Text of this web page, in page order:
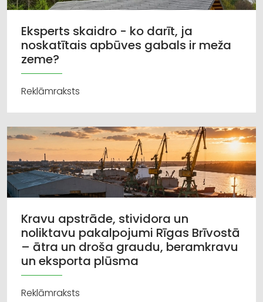
Eksperts skaidro - ko darīt, ja
noskatītais apbūves gabals ir meža
zeme?
Reklāmraksts
Kravu apstrāde, stividora un
noliktavu pakalpojumi Rīgas Brīvostā
– ātra un droša graudu, beramkravu
un eksporta plūsma
Reklāmraksts